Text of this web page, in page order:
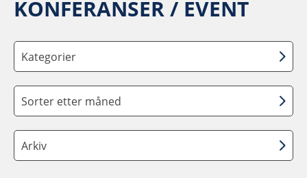
KONFERANSER / EVENT
Kategorier
Sorter etter måned
Arkiv